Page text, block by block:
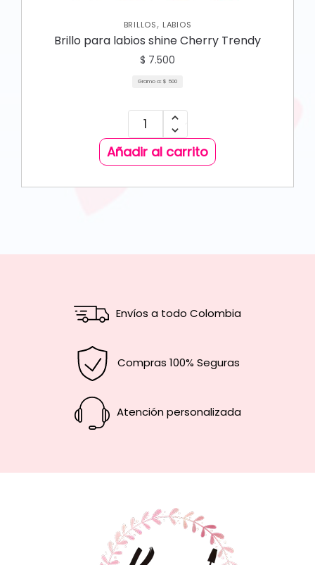
BRILLOS, LABIOS
Brillo para labios shine Cherry Trendy
$ 7.500
Gramo a: $ 500
Añadir al carrito
Envíos a todo Colombia
Compras 100% Seguras
Atención personalizada